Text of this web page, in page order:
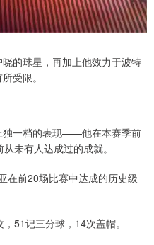
的球星，再加上他效力于波特
受限。
独一档的表现——他在本赛季前
未有人达成过的成就。
在前20场比赛中达成的历史级
51记三分球，14次盖帽。